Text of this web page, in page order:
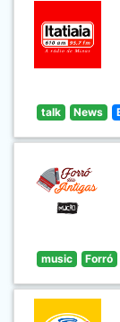
talk News
music Forró